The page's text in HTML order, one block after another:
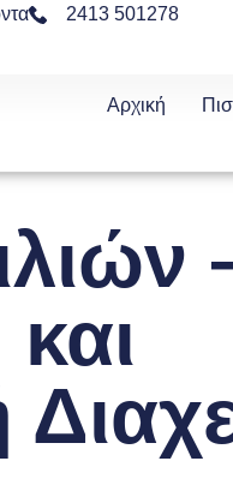
2413 501278
Αρχική